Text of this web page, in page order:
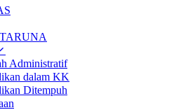
Administratif
dalam KK
Ditempuh